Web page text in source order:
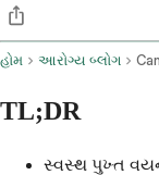
હોમ આરોગ્ય બ્લોગ
TL;DR
સ્વસ્થ પુખ્ત